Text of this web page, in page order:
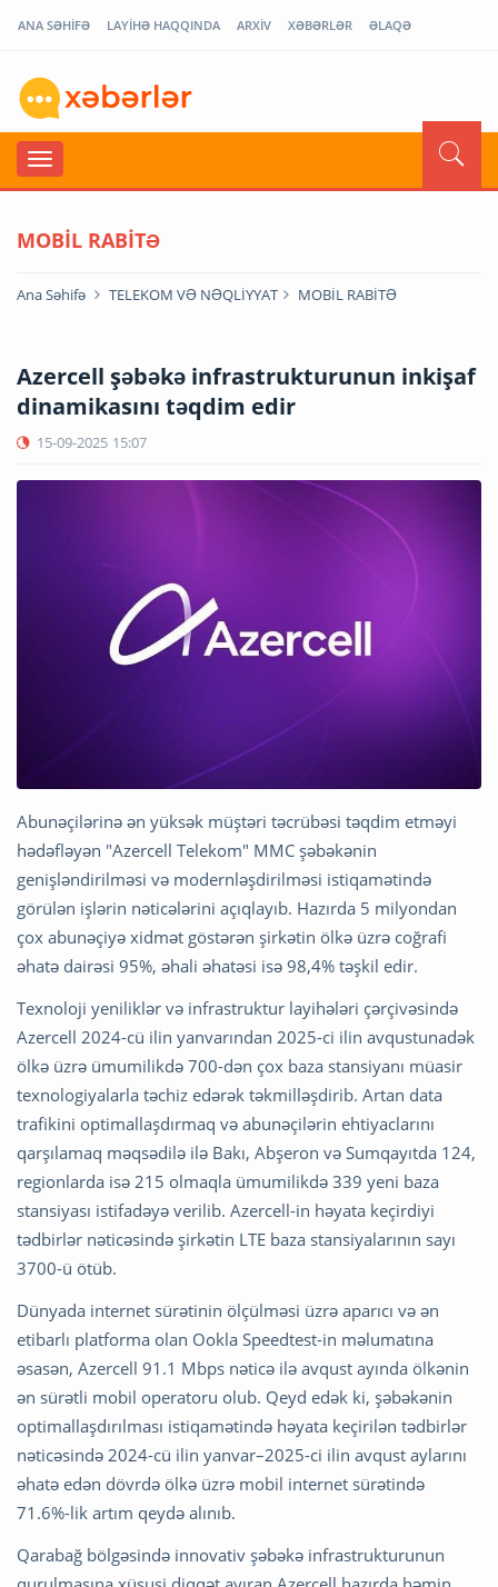
ANA SƏHİFƏ LAYİHƏ HAQQINDA ARXİV XƏBƏRLƏR ƏLAQƏ
MOBİL RABİTƏ
Ana Səhifə TELEKOM VƏ NƏQLİYYAT MOBİL RABİTƏ
Azercell şəbəkə infrastrukturunun inkişaf
dinamikasını təqdim edir
15-09-2025 15:07
Abunəçilərinə ən yüksək müştəri təcrübəsi təqdim etməyi
hədəfləyən "Azercell Telekom" MMC şəbəkənin
genişləndirilməsi və modernləşdirilməsi istiqamətində
görülən işlərin nəticələrini açıqlayıb. Hazırda 5 milyondan
çox abunəçiyə xidmət göstərən şirkətin ölkə üzrə coğrafi
əhatə dairəsi 95%, əhali əhatəsi isə 98,4% təşkil edir.
Texnoloji yeniliklər və infrastruktur layihələri çərçivəsində
Azercell 2024-cü ilin yanvarından 2025-ci ilin avqustunadək
ölkə üzrə ümumilikdə 700-dən çox baza stansiyanı müasir
texnologiyalarla təchiz edərək təkmilləşdirib. Artan data
trafikini optimallaşdırmaq və abunəçilərin ehtiyaclarını
qarşılamaq məqsədilə ilə Bakı, Abşeron və Sumqayıtda 124,
regionlarda isə 215 olmaqla ümumilikdə 339 yeni baza
stansiyası istifadəyə verilib. Azercell-in həyata keçirdiyi
tədbirlər nəticəsində şirkətin LTE baza stansiyalarının sayı
3700-ü ötüb.
Dünyada internet sürətinin ölçülməsi üzrə aparıcı və ən
etibarlı platforma olan Ookla Speedtest-in məlumatına
əsasən, Azercell 91.1 Mbps nəticə ilə avqust ayında ölkənin
ən sürətli mobil operatoru olub. Qeyd edək ki, şəbəkənin
optimallaşdırılması istiqamətində həyata keçirilən tədbirlər
nəticəsində 2024-cü ilin yanvar–2025-ci ilin avqust aylarını
əhatə edən dövrdə ölkə üzrə mobil internet sürətində
71.6%-lik artım qeydə alınıb.
Qarabağ bölgəsində innovativ şəbəkə infrastrukturunun